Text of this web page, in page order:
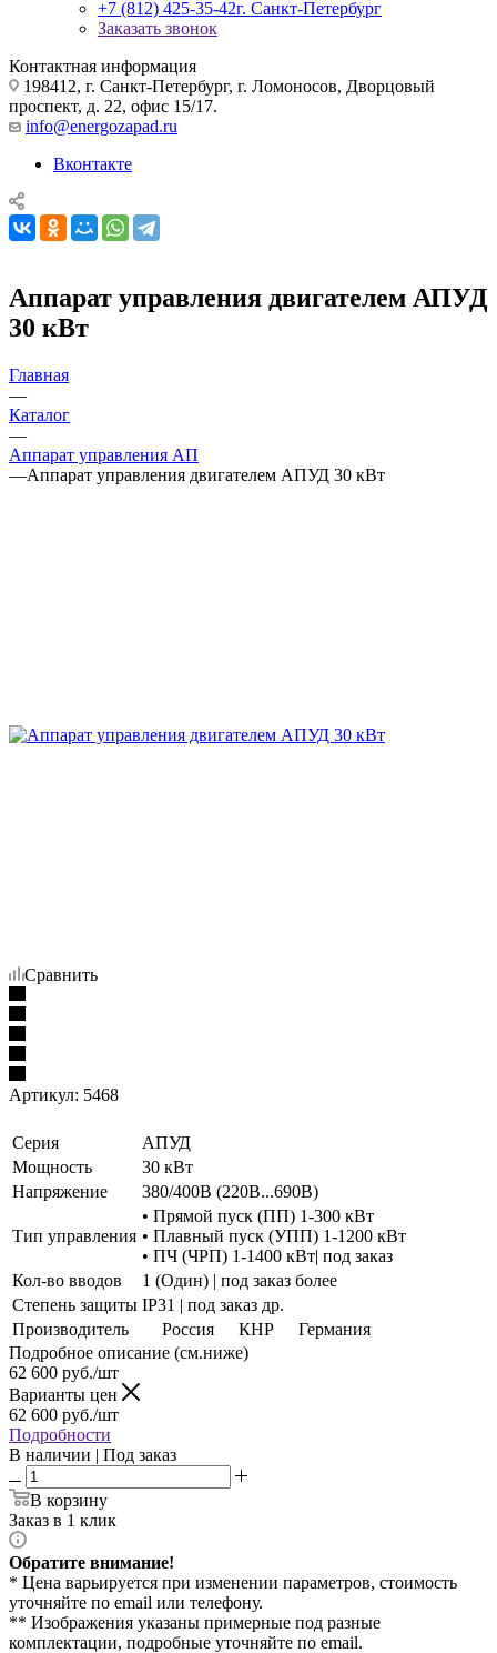
+7 (812) 425-35-42г. Санкт-Петербург
Заказать звонок
Контактная информация
198412, г. Санкт-Петербург, г. Ломоносов, Дворцовый
проспект, д. 22, офис 15/17.
info@energozapad.ru
Вконтакте
Аппарат управления двигателем АПУД
30 кВт
Главная
—
Каталог
—
Аппарат управления АП
—Аппарат управления двигателем АПУД 30 кВт
Сравнить
Артикул: 5468
Серия
АПУД
Мощность
30 кВт
Напряжение
380/400В (220В...690В)
Тип управления
• Прямой пуск (ПП) 1-300 кВт
• Плавный пуск (УПП) 1-1200 кВт
• ПЧ (ЧРП) 1-1400 кВт| под заказ
Кол-во вводов
1 (Один) | под заказ более
Степень защиты IP31 | под заказ др.
Производитель
Россия КНР
Германия
Подробное описание (см.ниже)
62 600 руб./шт
Варианты цен
62 600 руб./шт
Подробности
В наличии | Под заказ
В корзину
Заказ в 1 клик
Обратите внимание!
* Цена варьируется при изменении параметров, стоимость
уточняйте по email или телефону.
** Изображения указаны примерные под разные
комплектации, подробные уточняйте по email.